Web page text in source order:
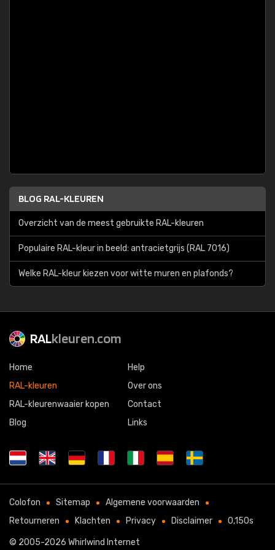
BLOG RAL-KLEUREN
Overzicht van de meest gebruikte RAL-kleuren
Populaire RAL-kleur in beeld: antracietgrijs (RAL 7016)
Welke RAL-kleur kiezen voor witte muren en plafonds?
RALkleuren.com
Home
RAL-kleuren
RAL-kleurenwaaier kopen
Blog
Help
Over ons
Contact
Links
Colofon Sitemap
Algemene voorwaarden
Retourneren
Klachten Privacy Disclaimer 0,150s
© 2005-2026 Whirlwind Internet